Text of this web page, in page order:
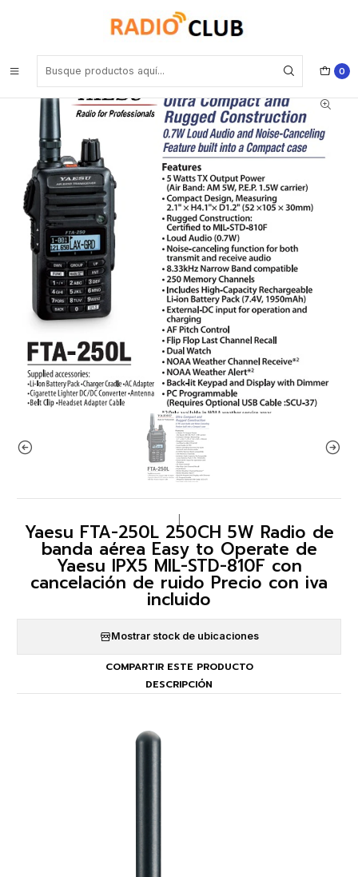
0
Yaesu portátiles profesionales portafolio aviación
Yaesu FTA-250L 250CH 5W Radio de banda aérea Easy to Operate
de Yaesu IPX5 MIL-STD-810F con cancelación de ruido Precio con
Yaesu FTA-250L 250CH 5W Radio de
banda aérea Easy to Operate de
Yaesu IPX5 MIL-STD-810F con
cancelación de ruido Precio con iva
incluido
Mostrar stock de ubicaciones
COMPARTIR ESTE PRODUCTO
DESCRIPCIÓN